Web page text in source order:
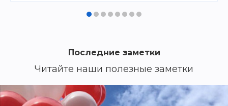
Последние заметки
Читайте наши полезные заметки